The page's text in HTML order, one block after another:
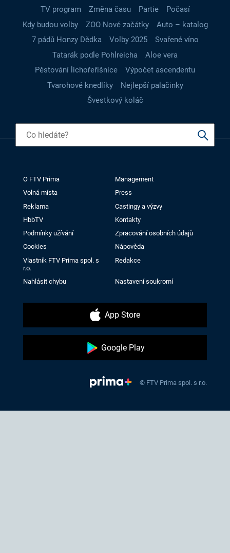
TV program
Změna času Partie
Počasí
Kdy budou volby
ZOO Nové začátky
Auto – katalog
7 pádů Honzy Dědka
Volby 2025
Svařené víno
Tatarák podle Pohlreicha
Aloe vera
Pěstování lichořeřišnice
Výpočet ascendentu
Tvarohové knedlíky
Nejlepší palačinky
Švestkový koláč
O FTV Prima
Management
Volná místa
Press
Reklama
Castingy a výzvy
HbbTV
Kontakty
Podmínky užívání
Zpracování osobních údajů
Cookies
Nápověda
Vlastník FTV Prima spol. s
r.o.
Redakce
Nahlásit chybu Nastavení soukromí
App Store
Google Play
© FTV Prima spol. s r.o.